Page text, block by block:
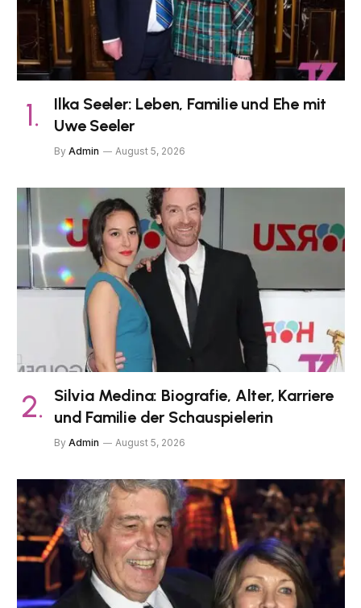
Ilka Seeler: Leben, Familie und Ehe mit
Uwe Seeler
By Admin August 5, 2026
Silvia Medina: Biografie, Alter, Karriere
und Familie der Schauspielerin
By Admin August 5, 2026